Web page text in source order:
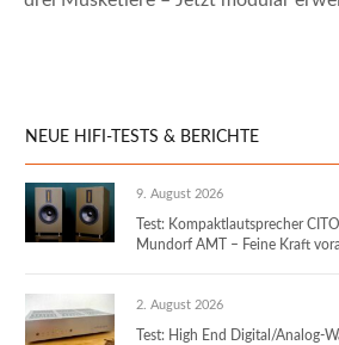
NEUE HIFI-TESTS & BERICHTE
9. August 2026
Test: Kompaktlautsprecher
Mundorf AMT – Feine Kraft
2. August 2026
Test: High End Digital/Analog-